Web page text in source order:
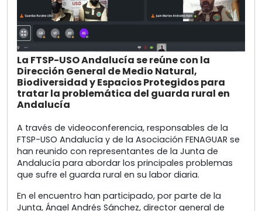
La FTSP-USO Andalucía se reúne con la
Dirección General de Medio Natural,
Biodiversidad y Espacios Protegidos para
tratar la problemática del guarda rural en
Andalucía
A través de videoconferencia, responsables de la
FTSP-USO Andalucía y de la Asociación FENAGUAR se
han reunido con representantes de la Junta de
Andalucía para abordar los principales problemas
que sufre el guarda rural en su labor diaria.
En el encuentro han participado, por parte de la
Junta, Ángel Andrés Sánchez, director general de